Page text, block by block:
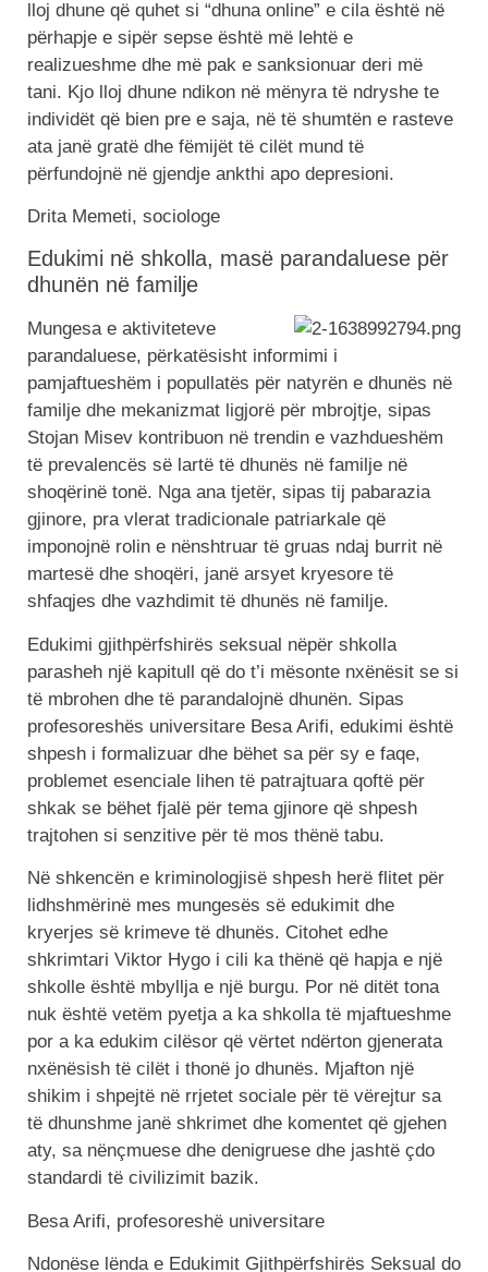
lloj dhune që quhet si “dhuna online” e cila është në
përhapje e sipër sepse është më lehtë e
realizueshme dhe më pak e sanksionuar deri më
tani. Kjo lloj dhune ndikon në mënyra të ndryshe te
individët që bien pre e saja, në të shumtën e rasteve
ata janë gratë dhe fëmijët të cilët mund të
përfundojnë në gjendje ankthi apo depresioni.
Drita Memeti, sociologe
Edukimi në shkolla, masë parandaluese për
dhunën në familje
Mungesa e aktiviteteve
parandaluese, përkatësisht informimi i
pamjaftueshëm i popullatës për natyrën e dhunës në
familje dhe mekanizmat ligjorë për mbrojtje, sipas
Stojan Misev kontribuon në trendin e vazhdueshëm
të prevalencës së lartë të dhunës në familje në
shoqërinë tonë. Nga ana tjetër, sipas tij pabarazia
gjinore, pra vlerat tradicionale patriarkale që
imponojnë rolin e nënshtruar të gruas ndaj burrit në
martesë dhe shoqëri, janë arsyet kryesore të
shfaqjes dhe vazhdimit të dhunës në familje.
Edukimi gjithpërfshirës seksual nëpër shkolla
parasheh një kapitull që do t’i mësonte nxënësit se si
të mbrohen dhe të parandalojnë dhunën. Sipas
profesoreshës universitare Besa Arifi, edukimi është
shpesh i formalizuar dhe bëhet sa për sy e faqe,
problemet esenciale lihen të patrajtuara qoftë për
shkak se bëhet fjalë për tema gjinore që shpesh
trajtohen si senzitive për të mos thënë tabu.
Në shkencën e kriminologjisë shpesh herë flitet për
lidhshmërinë mes mungesës së edukimit dhe
kryerjes së krimeve të dhunës. Citohet edhe
shkrimtari Viktor Hygo i cili ka thënë që hapja e një
shkolle është mbyllja e një burgu. Por në ditët tona
nuk është vetëm pyetja a ka shkolla të mjaftueshme
por a ka edukim cilësor që vërtet ndërton gjenerata
nxënësish të cilët i thonë jo dhunës. Mjafton një
shikim i shpejtë në rrjetet sociale për të vërejtur sa
të dhunshme janë shkrimet dhe komentet që gjehen
aty, sa nënçmuese dhe denigruese dhe jashtë çdo
standardi të civilizimit bazik.
Besa Arifi, profesoreshë universitare
Ndonëse lënda e Edukimit Gjithpërfshirës Seksual do